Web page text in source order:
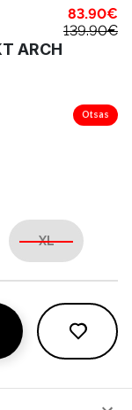
83.90€
139.90€
ARCH
Otsas
XL